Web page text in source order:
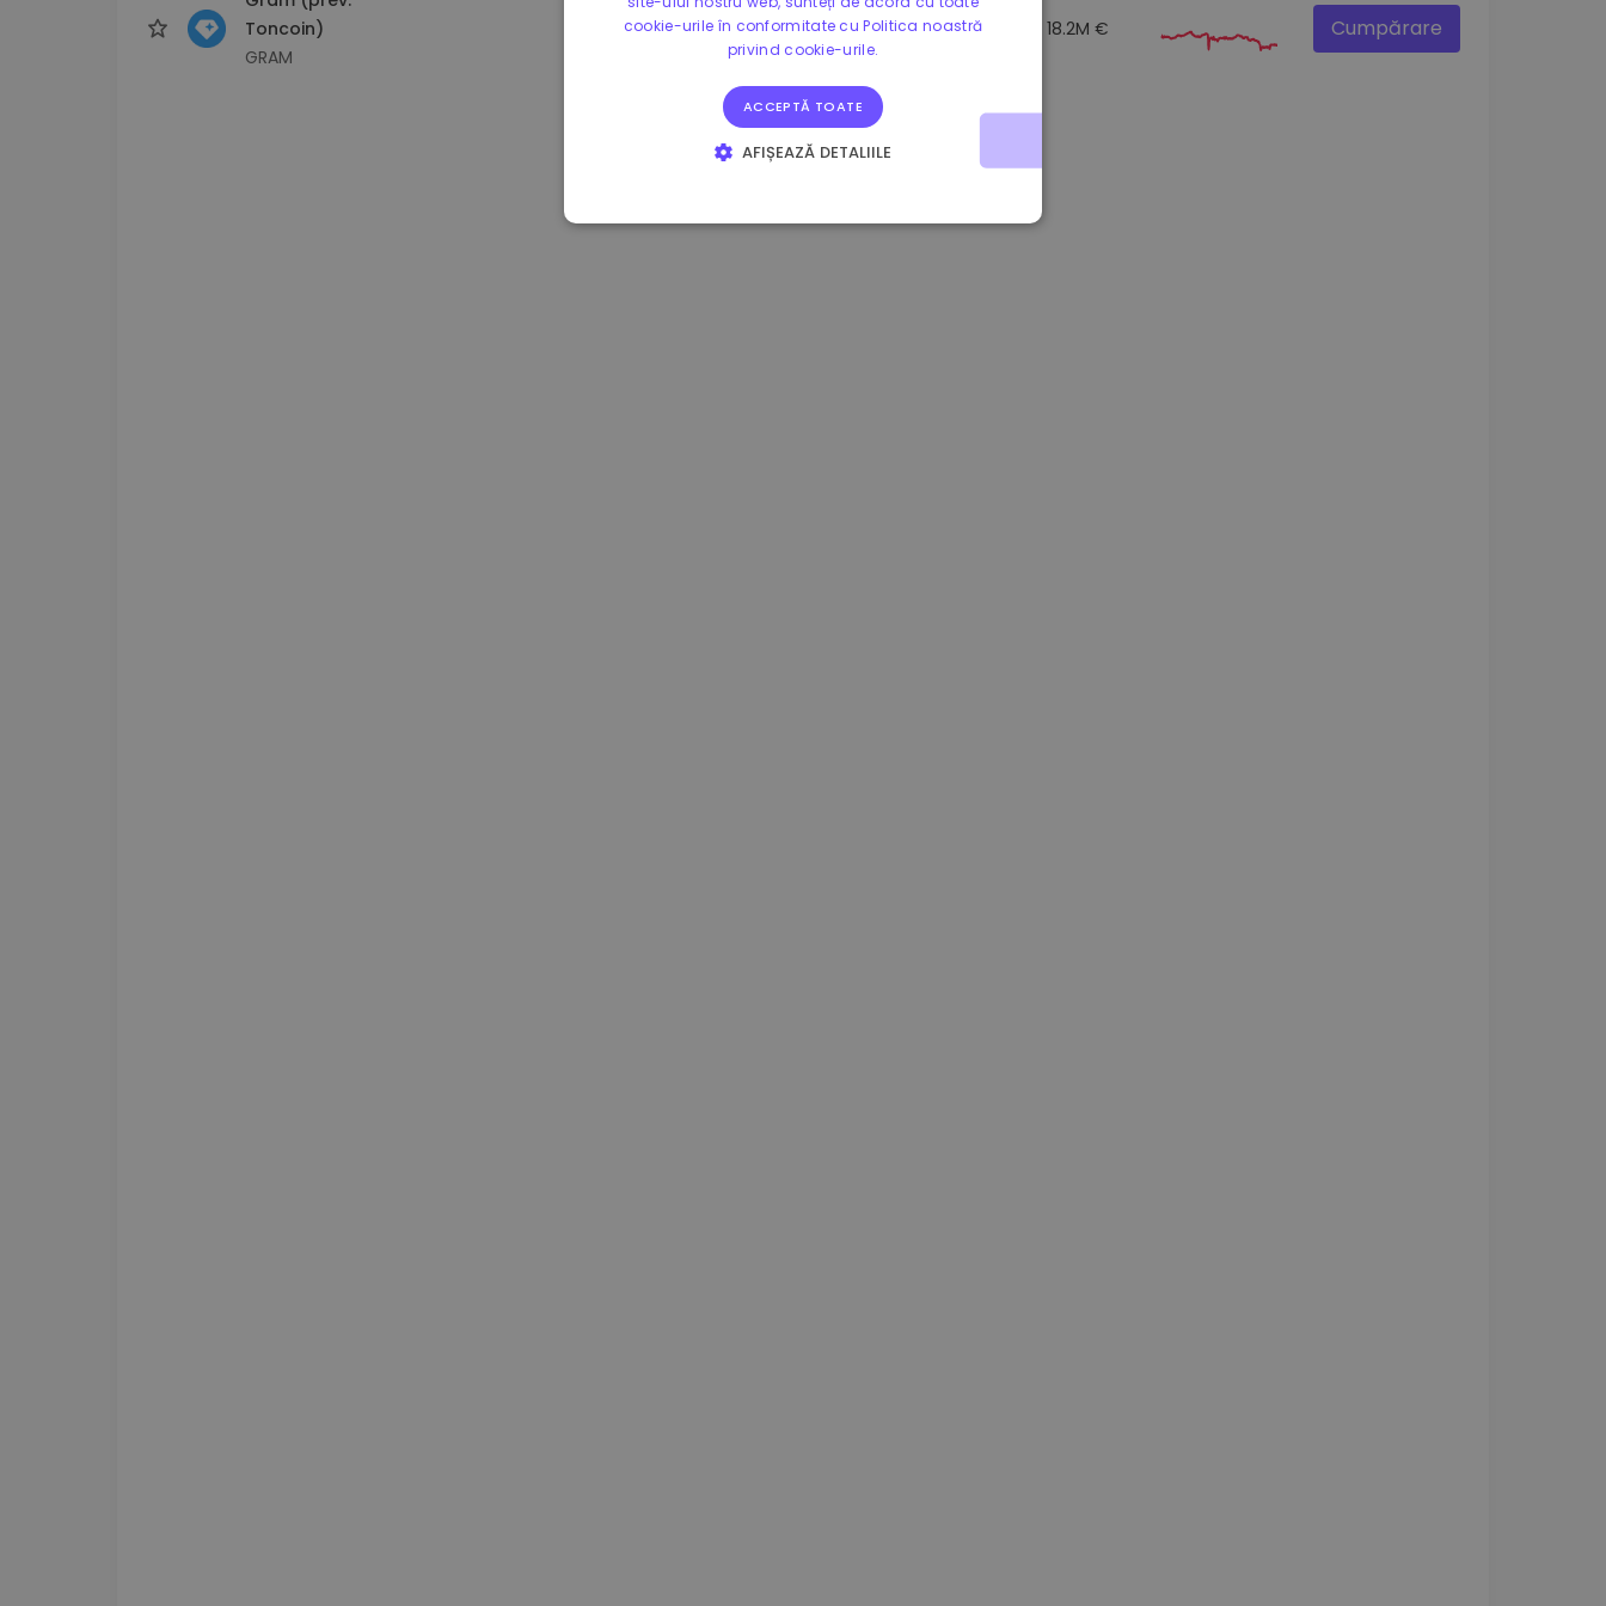
Toncoin)
GRAM
1.170000 € +2.60% 3.2B € 18.2M € Cumpărare
cookie-urile în conformitate cu Politica noastră
privind cookie-urile.
ACCEPTĂ TOATE
AFIȘEAZĂ DETALIILE